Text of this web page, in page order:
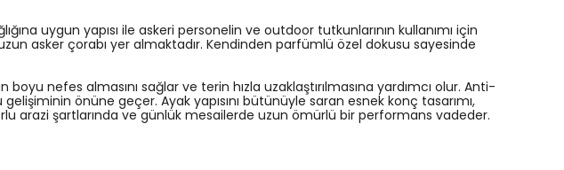
uygun yapısı ile askeri personelin ve outdoor tutkunlarının kullanımı için
asker çorabı yer almaktadır. Kendinden parfümlü özel dokusu sayesinde
nefes almasını sağlar ve terin hızla uzaklaştırılmasına yardımcı olur. Anti-
önüne geçer. Ayak yapısını bütünüyle saran esnek konç tasarımı,
arazi şartlarında ve günlük mesailerde uzun ömürlü bir performans vadeder.